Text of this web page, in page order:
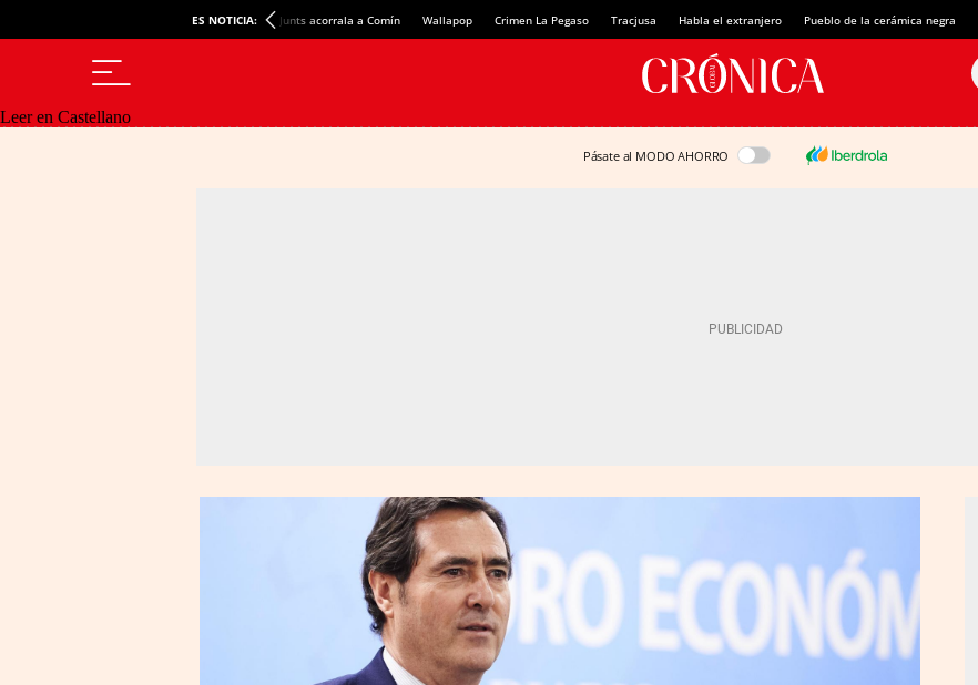
ES NOTICIA: Junts acorrala a Comín Wallapop Crimen La Pegaso Tracjusa Habla el extranjero Pueblo de la cerámica negra
Leer en Castellano
Pásate al MODO AHORRO